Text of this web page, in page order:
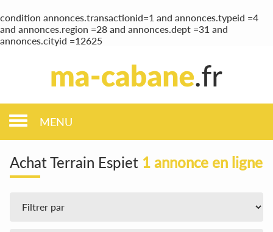
condition annonces.transactionid=1 and annonces.typeid =4
and annonces.region =28 and annonces.dept =31 and
annonces.cityid =12625
MENU
Achat Terrain Espiet 1 annonce en ligne